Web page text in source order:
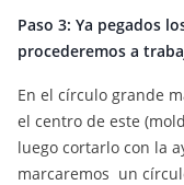
Paso 3: Ya pegados
procederemos a
En el círculo grande
el centro de este
luego cortarlo con la
marcaremos un